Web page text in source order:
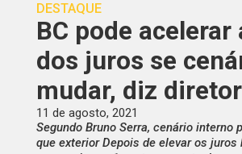
DESTAQUE
BC pode acelerar
dos juros se
mudar, diz diretor
11 de agosto, 2021
Segundo Bruno Serra, cenário interno
que exterior Depois de elevar os juros